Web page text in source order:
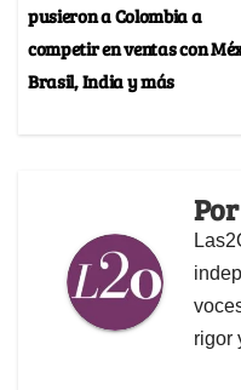
pusieron a Colombia a
competir en ventas con
Brasil, India y más
Por
rigor